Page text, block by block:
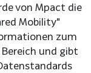
von Mpact die
Mobility"
zum
und gibt